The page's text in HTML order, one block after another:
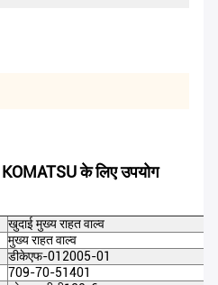
के लिए उपयोग
खुदाई मुख्य राहत वाल्व
मुख्य राहत वाल्व
डीकेएफ-012005-01
709-70-51401